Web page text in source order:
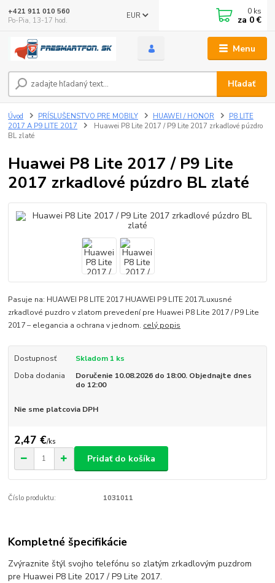
Menu
EUR
Hľadať
+421 911 010 560
Po-Pia, 13-17 hod.
0 ks
za 0 €
Úvod PRÍSLUŠENSTVO PRE MOBILY HUAWEI / HONOR
P8 LITE
2017 A P9 LITE 2017
Huawei P8 Lite 2017 / P9 Lite 2017 zrkadlové púzdro
BL zlaté
Huawei P8 Lite 2017 / P9 Lite
2017 zrkadlové púzdro BL zlaté
Pasuje na: HUAWEI P8 LITE 2017 HUAWEI P9 LITE 2017Luxusné
zrkadlové puzdro v zlatom prevedení pre Huawei P8 Lite 2017 / P9 Lite
2017 – elegancia a ochrana v jednom. celý popis
Dostupnosť
Skladom 1 ks
Doba dodania
Doručenie 10.08.2026 do 18:00. Objednajte dnes
do 12:00
Nie sme platcovia DPH
2,47 €/ks
Pridať do košíka
Číslo produktu: 1031011
Kompletné špecifikácie
Zvýraznite štýl svojho telefónu so zlatým zrkadlovým puzdrom
pre Huawei P8 Lite 2017 / P9 Lite 2017.